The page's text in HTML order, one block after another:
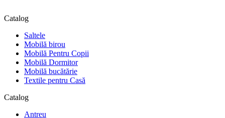
Catalog
Saltele
Mobilă birou
Mobilă Pentru Copii
Mobilă Dormitor
Mobilă bucătărie
Textile pentru Casă
Catalog
Antreu